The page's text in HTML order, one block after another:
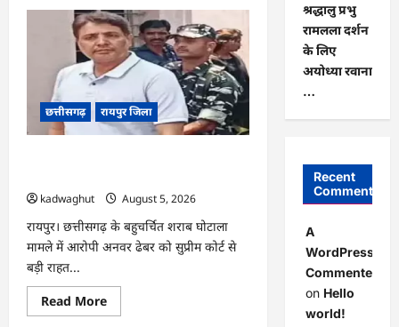
CG
:
रेलवे
पार्सल
गोदाम
से
5
क्विंटल
पनीर
जब्त
…
छत्तीसगढ़ रायपुर जिला
kadwaghut
August 5, 2026
रायपुर। छत्तीसगढ़ के बहुचर्चित शराब घोटाला
मामले में आरोपी अनवर ढेबर को सुप्रीम कोर्ट से
बड़ी राहत...
Read MoreRead
more
श्रद्धालु प्रभु
रामलला दर्शन
के लिए
अयोध्या रवाना
…
Recent
Comments
A
WordPress
Commenter
on Hello
world!